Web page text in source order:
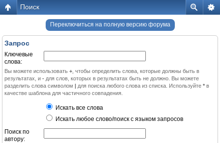
Поиск
Переключиться на полную версию форума
Запрос
Ключевые
слова:
Вы можете использовать + , чтобы определить слова, которые должны быть в
результатах, и - для слов, которых в результатах быть не должно. Вы можете
разделить слова символом | для поиска любого слова из списка. Используйте * в
качестве шаблона для частичного совпадения.
Искать все слова
Искать любое слово/поиск с языком запросов
Поиск по
автору: